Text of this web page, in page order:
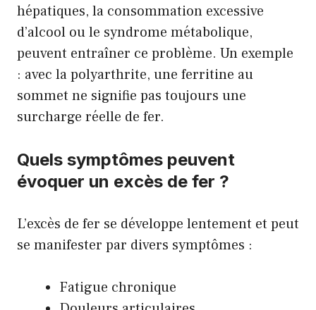
hépatiques, la consommation excessive
d’alcool ou le syndrome métabolique,
peuvent entraîner ce problème. Un exemple
: avec la polyarthrite, une ferritine au
sommet ne signifie pas toujours une
surcharge réelle de fer.
Quels symptômes peuvent
évoquer un excès de fer ?
L’excès de fer se développe lentement et peut
se manifester par divers symptômes :
Fatigue chronique